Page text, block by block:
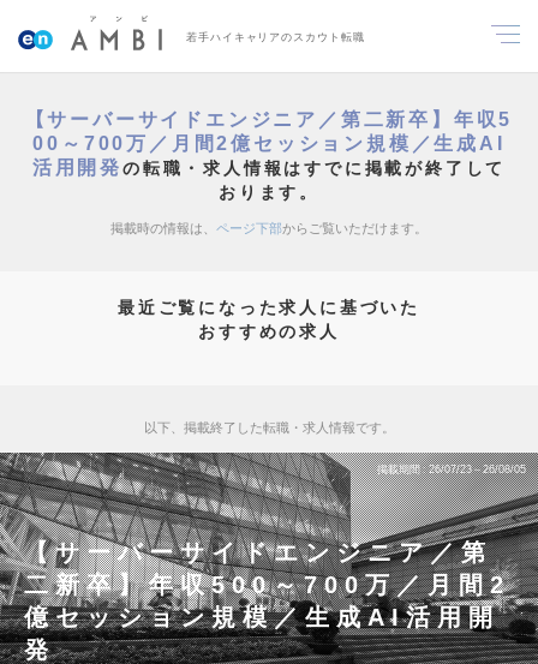
若手ハイキャリアのスカウト転職
【サーバーサイドエンジニア／第二新卒】年収5
00～700万／月間2億セッション規模／生成AI
活用開発の転職・求人情報はすでに掲載が終了して
おります。
掲載時の情報は、 ページ下部からご覧いただけます。
最近ご覧になった求人に基づいた
おすすめの求人
以下、掲載終了した転職・求人情報です。
掲載期間 26/07/23～26/08/05
【サーバーサイドエンジニア／第
二新卒】年収500～700万／月間2
億セッション規模／生成AI活用開
発